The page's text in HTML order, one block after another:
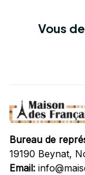
Vous
Bureau de
19190 Beynat,
Email: